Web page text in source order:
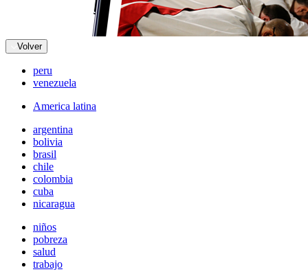
Volver
peru
venezuela
America latina
argentina
bolivia
brasil
chile
colombia
cuba
nicaragua
niños
pobreza
salud
trabajo